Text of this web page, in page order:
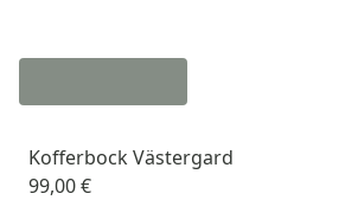
Kofferbock Västergard
99,00 €